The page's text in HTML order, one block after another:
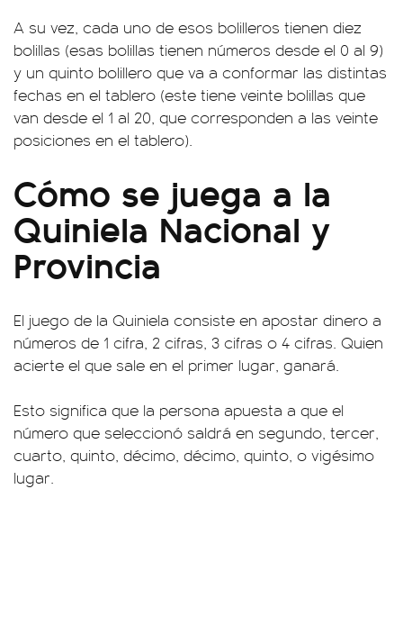
A su vez, cada uno de esos bolilleros tienen diez
bolillas (esas bolillas tienen números desde el 0 al 9)
y un quinto bolillero que va a conformar las distintas
fechas en el tablero (este tiene veinte bolillas que
van desde el 1 al 20, que corresponden a las veinte
posiciones en el tablero).
Cómo se juega a la
Quiniela Nacional y
Provincia
El juego de la Quiniela consiste en apostar dinero a
números de 1 cifra, 2 cifras, 3 cifras o 4 cifras. Quien
acierte el que sale en el primer lugar, ganará.
Esto significa que la persona apuesta a que el
número que seleccionó saldrá en segundo, tercer,
cuarto, quinto, décimo, décimo, quinto, o vigésimo
lugar.